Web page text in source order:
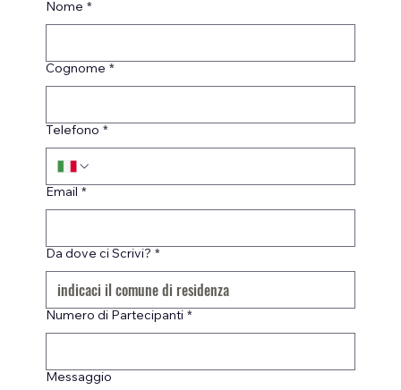
Nome *
Cognome *
Telefono *
Email *
Da dove ci Scrivi? *
Numero di Partecipanti *
Messaggio